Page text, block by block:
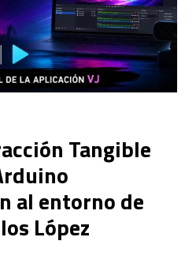
Tangible
al entorno de
López